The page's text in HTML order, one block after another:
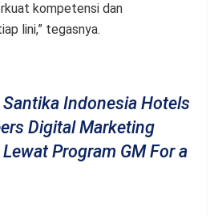
kompetensi dan
lini,” tegasnya.
Santika Indonesia Hotels
Digital Marketing
Program GM For a